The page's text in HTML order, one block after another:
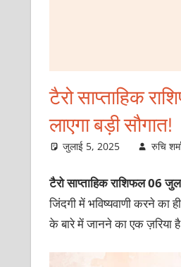
टैरो साप्ताहिक
लाएगा बड़ी सौगात!
जुलाई 5, 2025 रुचि
टैरो साप्ताहिक राशिफल 06
जिंदगी में भविष्यवाणी करने का
के बारे में जानने का एक ज़रिया